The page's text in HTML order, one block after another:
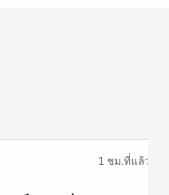
1 ชม.ที่แล้ว